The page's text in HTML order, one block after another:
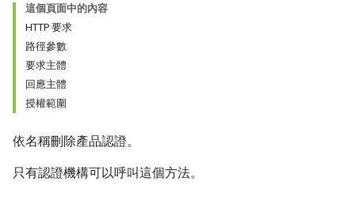
這個頁面中的內容
HTTP 要求
路徑參數
要求主體
回應主體
授權範圍
依名稱刪除產品認證。
只有認證機構可以呼叫這個方法。